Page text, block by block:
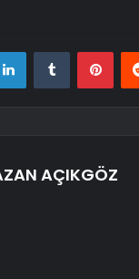
LinkedInTumblr
AÇIKGÖZ